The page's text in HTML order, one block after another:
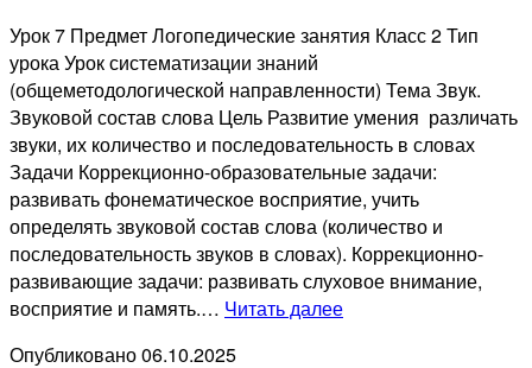
Урок 7 Предмет Логопедические занятия Класс 2 Тип
урока Урок систематизации знаний
(общеметодологической направленности) Тема Звук.
Звуковой состав слова Цель Развитие умения различать
звуки, их количество и последовательность в словах
Задачи Коррекционно-образовательные задачи:
развивать фонематическое восприятие, учить
определять звуковой состав слова (количество и
последовательность звуков в словах). Коррекционно-
развивающие задачи: развивать слуховое внимание,
восприятие и память.… Читать далееТК
Опубликовано06.10.2025